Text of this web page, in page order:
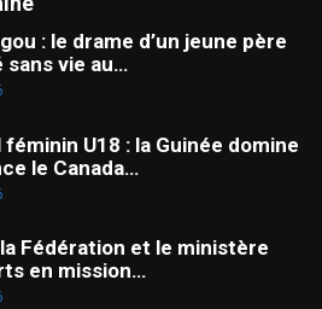
: le drame d’un jeune père
sans vie au…
féminin U18 : la Guinée domine
le Canada…
Fédération et le ministère
en mission…